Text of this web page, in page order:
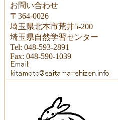
お問い合わせ
〒364-0026
埼玉県北本市荒井5-200
埼玉県自然学習センター
Tel: 048-593-2891
Fax: 048-590-1039